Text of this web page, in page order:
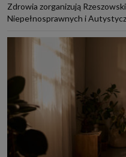
Zdrowia zorganizują
Niepełnosprawnych i